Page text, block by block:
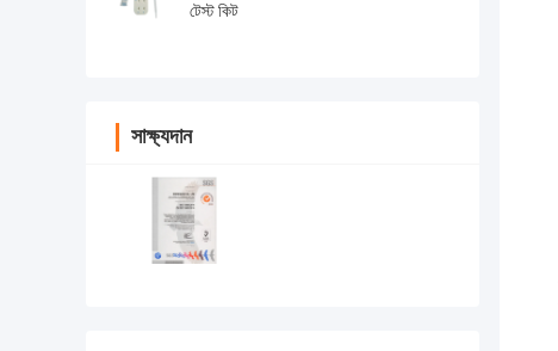
টেস্ট কিট
সাক্ষ্যদান